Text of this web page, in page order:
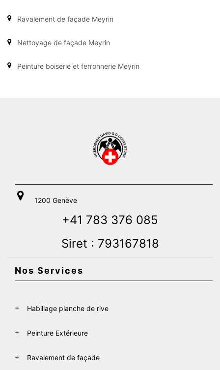
Ravalement de façade Meyrin
Nettoyage de façade Meyrin
Peinture boiserie et ferronnerie Meyrin
1200 Genève
+41 783 376 085
Siret : 793167818
Nos Services
Habillage planche de rive
Peinture Extérieure
Ravalement de façade